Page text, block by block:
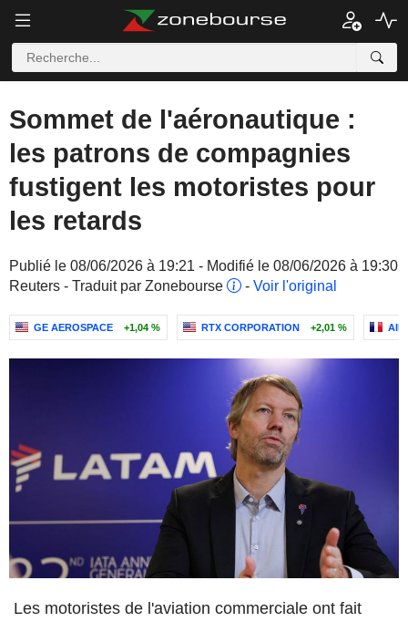
Sommet de l'aéronautique :
les patrons de compagnies
fustigent les motoristes pour
les retards
Publié le 08/06/2026 à 19:21 - Modifié le 08/06/2026 à 19:30
Reuters - Traduit par Zonebourse
- Voir l'original
GE AEROSPACE +1,04 % RTX CORPORATION +2,01 %
Les motoristes de l'aviation commerciale ont fait